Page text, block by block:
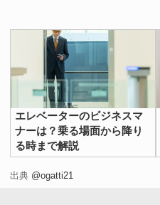
エレベーターのビジネスマ
ナーは？乗る場面から降り
る時まで解説
出典 @ogatti21